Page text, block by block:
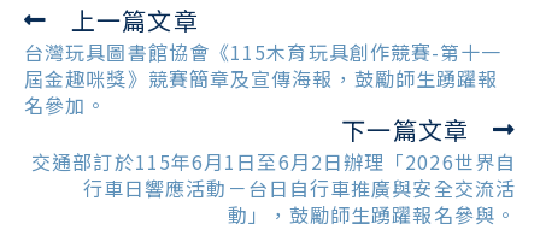
Read
more
articles
上一篇文章
台灣玩具圖書館協會《115木育玩具創作競賽-第十一
屆金趣咪獎》競賽簡章及宣傳海報，鼓勵師生踴躍報
名參加。
下一篇文章
交通部訂於115年6月1日至6月2日辦理「2026世界自
行車日響應活動－台日自行車推廣與安全交流活
動」，鼓勵師生踴躍報名參與。